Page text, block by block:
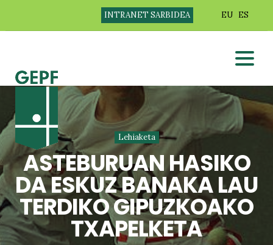
INTRANET SARBIDEA EU ES
Lehiaketa
ASTEBURUAN HASIKO
DA ESKUZ BANAKA LAU
TERDIKO GIPUZKOAKO
TXAPELKETA